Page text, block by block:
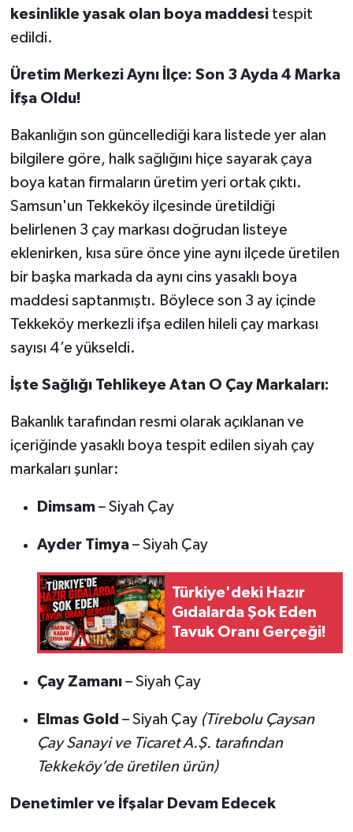
kesinlikle yasak olan boya maddesitespit
edildi.
Üretim Merkezi Aynı İlçe: Son 3 Ayda 4 Marka
İfşa Oldu!
Bakanlığın son güncellediği kara listede yer alan
bilgilere göre, halk sağlığını hiçe sayarak çaya
boya katan firmaların üretim yeri ortak çıktı.
Samsun'un Tekkeköy ilçesinde üretildiği
belirlenen 3 çay markası doğrudan listeye
eklenirken, kısa süre önce yine aynı ilçede üretilen
bir başka markada da aynı cins yasaklı boya
maddesi saptanmıştı. Böylece son 3 ay içinde
Tekkeköy merkezli ifşa edilen hileli çay markası
sayısı 4’e yükseldi.
İşte Sağlığı Tehlikeye Atan O Çay Markaları:
Bakanlık tarafından resmi olarak açıklanan ve
içeriğinde yasaklı boya tespit edilen siyah çay
markaları şunlar:
Dimsam– Siyah Çay
Ayder Timya– Siyah Çay
Türkiye'deki Hazır
Gıdalarda Şok Eden
Tavuk Oranı Gerçeği!
Çay Zamanı– Siyah Çay
Elmas Gold – Siyah Çay (Tirebolu Çaysan
Çay Sanayi ve Ticaret A.Ş. tarafından
Tekkeköy’de üretilen ürün)
Denetimler ve İfşalar Devam Edecek